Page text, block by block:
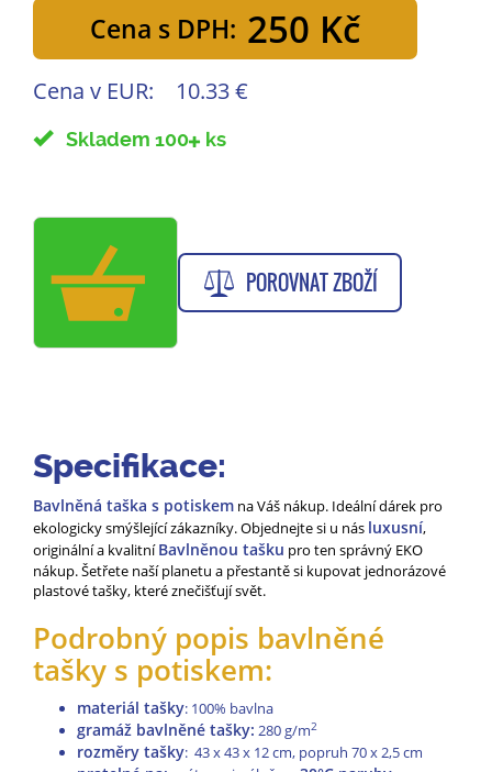
Cena s DPH: 250 Kč
Cena v EUR: 10.33 €
Skladem 100 ks
POROVNAT ZBOŽÍ
Specifikace:
Bavlněná taška s potiskem na Váš nákup. Ideální dárek pro
ekologicky smýšlející zákazníky. Objednejte si u nás luxusní,
originální a kvalitníBavlněnou tašku pro ten správný EKO
nákup. Šetřete naší planetu a přestantě si kupovat jednorázové
plastové tašky, které znečišťují svět.
Podrobný popis bavlněné
tašky s potiskem:
materiál tašky: 100% bavlna
gramáž bavlněné tašky: 280 g/m2
rozměry tašky: 43 x 43 x 12 cm, popruh 70 x 2,5 cm